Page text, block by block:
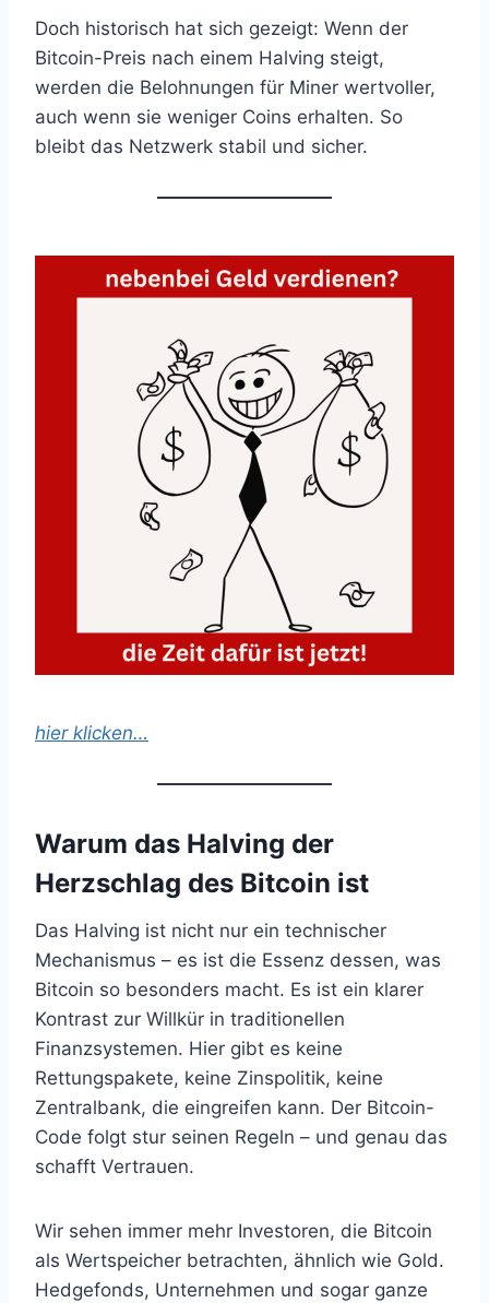
Doch historisch hat sich gezeigt: Wenn der
Bitcoin-Preis nach einem Halving steigt,
werden die Belohnungen für Miner wertvoller,
auch wenn sie weniger Coins erhalten. So
bleibt das Netzwerk stabil und sicher.
hier klicken…
Warum das Halving der
Herzschlag des Bitcoin ist
Das Halving ist nicht nur ein technischer
Mechanismus – es ist die Essenz dessen, was
Bitcoin so besonders macht. Es ist ein klarer
Kontrast zur Willkür in traditionellen
Finanzsystemen. Hier gibt es keine
Rettungspakete, keine Zinspolitik, keine
Zentralbank, die eingreifen kann. Der Bitcoin-
Code folgt stur seinen Regeln – und genau das
schafft Vertrauen.
Wir sehen immer mehr Investoren, die Bitcoin
als Wertspeicher betrachten, ähnlich wie Gold.
Hedgefonds, Unternehmen und sogar ganze